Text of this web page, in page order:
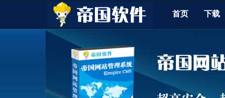
首页 下载